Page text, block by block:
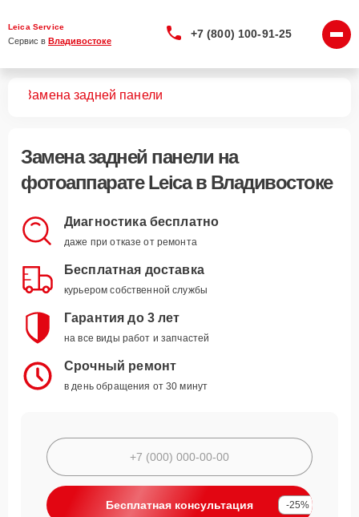
Leica Service
Сервис в Владивостоке
+7 (800) 100-91-25
Замена задней панели
Замена задней панели на
фотоаппарате Leica в Владивостоке
Диагностика бесплатно
даже при отказе от ремонта
Бесплатная доставка
курьером собственной службы
Гарантия до 3 лет
на все виды работ и запчастей
Срочный ремонт
в день обращения от 30 минут
Бесплатная консультация -25%